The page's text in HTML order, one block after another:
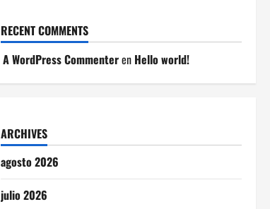
RECENT COMMENTS
A WordPress Commenteren Hello world!
ARCHIVES
agosto 2026
julio 2026